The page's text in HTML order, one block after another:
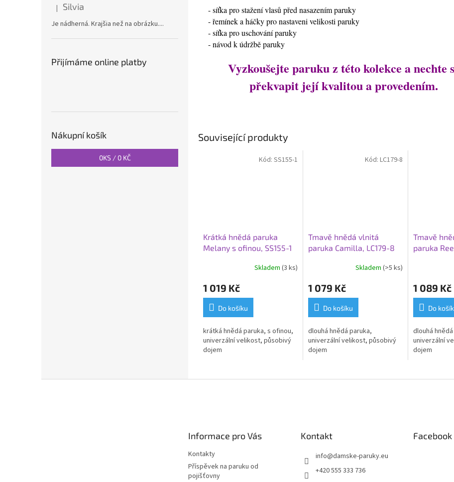
Hodnocení produktu je 5 z 5 hvězdiček.
| Silvia
Je nádherná. Krajšia než na obrázku....
Přijímáme online platby
Nákupní košík
0KS / 0 KČ
Související produkty
Krátká hnědá paruka
Melany s ofinou, SS155-1
Skladem (3 ks)
1 019 Kč
Do košíku
krátká hnědá paruka, s ofinou,
univerzální velikost, působivý
dojem
Kód: SS155-1
Tmavě hnědá vlnitá
paruka Camilla, LC179-8
Skladem (>5 ks)
1 079 Kč
Do košíku
dlouhá hnědá paruka,
univerzální velikost, působivý
dojem
Kód: LC179-8
Tmavě
paruka
1 089 Kč
Do
dlouhá
univerzální
dojem
- síťka pro stažení vlasů před nasazením paruky
- řemínek a háčky pro nastaveni velikosti paruky
- síťka pro uschování paruky
- návod k údržbě paruky
Vyzkoušejte paruku z této kolekce a nechte
překvapit její kvalitou a provedením.
Informace pro Vás
Kontakty
Příspěvek na paruku od
pojišťovny
Kontakt
info@damske-paruky.eu
+420 555 333 736
Facebook